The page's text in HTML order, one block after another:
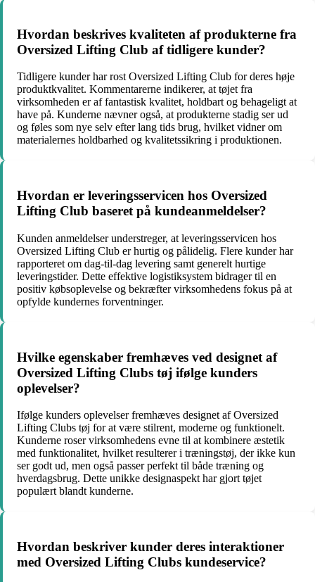
Hvordan beskrives kvaliteten af produkterne fra
Oversized Lifting Club af tidligere kunder?
Tidligere kunder har rost Oversized Lifting Club for deres høje
produktkvalitet. Kommentarerne indikerer, at tøjet fra
virksomheden er af fantastisk kvalitet, holdbart og behageligt at
have på. Kunderne nævner også, at produkterne stadig ser ud
og føles som nye selv efter lang tids brug, hvilket vidner om
materialernes holdbarhed og kvalitetssikring i produktionen.
Hvordan er leveringsservicen hos Oversized
Lifting Club baseret på kundeanmeldelser?
Kunden anmeldelser understreger, at leveringsservicen hos
Oversized Lifting Club er hurtig og pålidelig. Flere kunder har
rapporteret om dag-til-dag levering samt generelt hurtige
leveringstider. Dette effektive logistiksystem bidrager til en
positiv købsoplevelse og bekræfter virksomhedens fokus på at
opfylde kundernes forventninger.
Hvilke egenskaber fremhæves ved designet af
Oversized Lifting Clubs tøj ifølge kunders
oplevelser?
Ifølge kunders oplevelser fremhæves designet af Oversized
Lifting Clubs tøj for at være stilrent, moderne og funktionelt.
Kunderne roser virksomhedens evne til at kombinere æstetik
med funktionalitet, hvilket resulterer i træningstøj, der ikke kun
ser godt ud, men også passer perfekt til både træning og
hverdagsbrug. Dette unikke designaspekt har gjort tøjet
populært blandt kunderne.
Hvordan beskriver kunder deres interaktioner
med Oversized Lifting Clubs kundeservice?